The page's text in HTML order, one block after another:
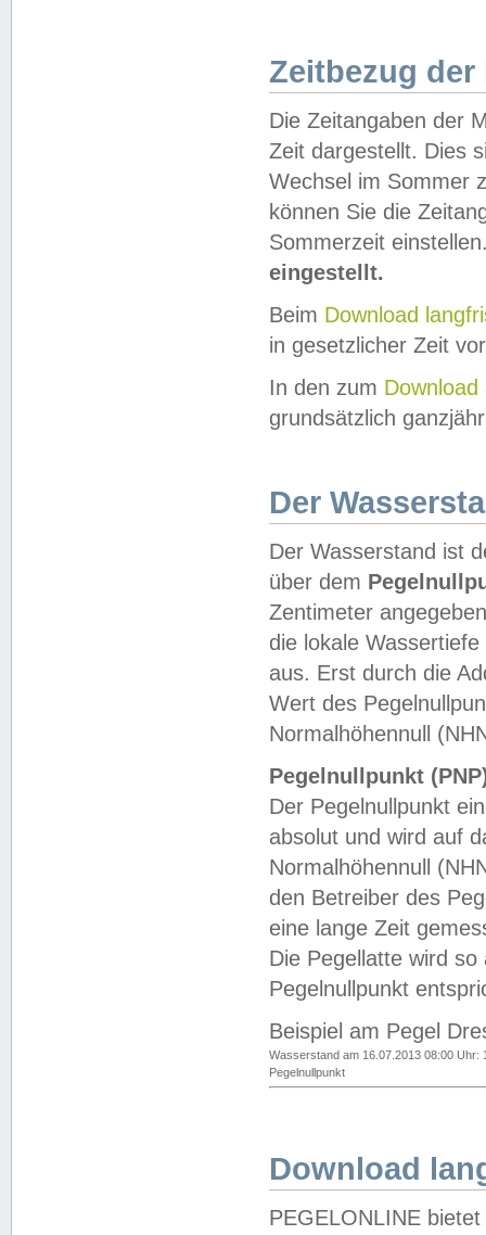
Zeitbezug der
Die Zeitangaben der
Zeit dargestellt. Dies
Wechsel im Sommer
können Sie die
Sommerzeit
eingestellt.
Beim Download
in gesetzlicher Zeit
In den zum Download
grundsätzlich
Der
Der Wasserstand ist
über dem
Zentimeter
die lokale
aus. Erst durch die
Wert des
Normalhöhennull
Pegelnullpunkt
Der Pegelnullpunkt
absolut und wird auf
Normalhöhennull
den Betreiber des
eine lange Zeit
Die Pegellatte wird
Pegelnullpunkt
Beispiel am Pegel
Wasserstand am 16.07.2013 08:00 Uhr:
Pegelnullpunkt
Download
PEGELONLINE